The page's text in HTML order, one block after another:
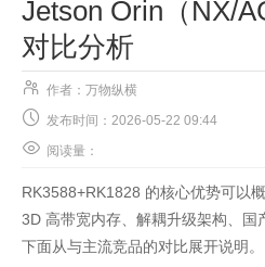
Jetson Orin（NX/
对比分析
 作者：万物纵横
 发布时间：2026-05-22 09:44
 阅读量：
RK3588+RK1828 的核心优势可以
3D 高带宽内存、解耦升级架构、国
下面从与主流竞品的对比展开说明。